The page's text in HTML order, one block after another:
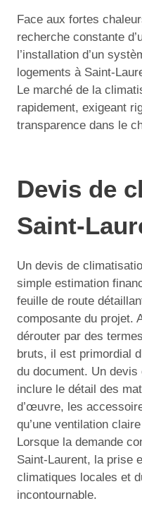
Face aux fortes
recherche constante
l’installation d’un
logements à Saint-
Le marché de la
rapidement, exigeant
transparence dans le
Devis de
Saint-
Un devis de
simple estimation
feuille de route
composante du projet.
dérouter par des
bruts, il est primordial
du document. Un
inclure le détail des
d’œuvre, les
qu’une ventilation
Lorsque la demande
Saint-Laurent, la prise
climatiques locales et
incontournable.